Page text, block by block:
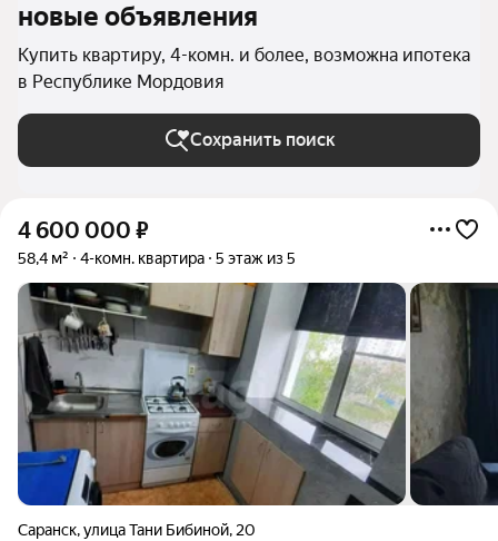
новые объявления
Купить квартиру, 4-комн. и более, возможна ипотека
в Республике Мордовия
Сохранить поиск
4 600 000 ₽
58,4 м² 4-комн. квартира 5 этаж из 5
Саранск,улица Тани Бибиной, 20